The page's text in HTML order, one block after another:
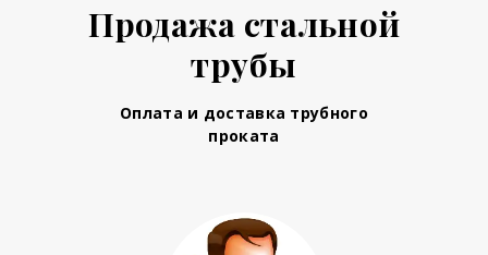
Продажа стальной
трубы
Оплата и доставка трубного
проката